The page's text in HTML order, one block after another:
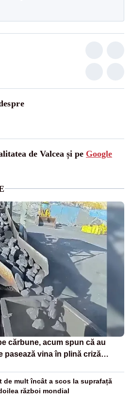
de Valcea și pe Google
cărbune, acum spun că au
pasează vina în plină criză
de mult încât a scos la suprafață
război mondial